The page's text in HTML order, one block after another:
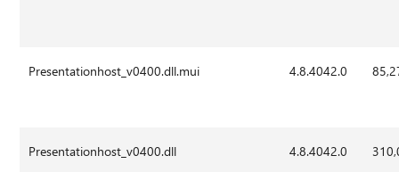
Presentationhost_v0400.dll.mui 4.8.4042.0
Presentationhost_v0400.dll 4.8.4042.0